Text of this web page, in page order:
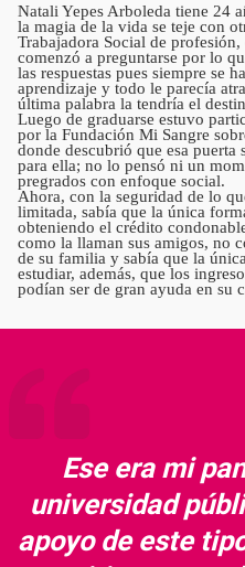
Natali Yepes Arboleda tiene 24
la magia de la vida se teje con
Trabajadora Social de
comenzó a preguntarse por lo
las respuestas pues siempre se
aprendizaje y todo le parecía
última palabra la tendría el
Luego de graduarse estuvo
por la Fundación Mi Sangre
donde descubrió que esa puerta
para ella; no lo pensó ni un
pregrados con enfoque social.
Ahora, con la seguridad de lo
limitada, sabía que la única
obteniendo el crédito
como la llaman sus amigos, no
de su familia y sabía que la
estudiar, además, que los
podían ser de gran ayuda en su
Ese era mi
universidad
apoyo de este